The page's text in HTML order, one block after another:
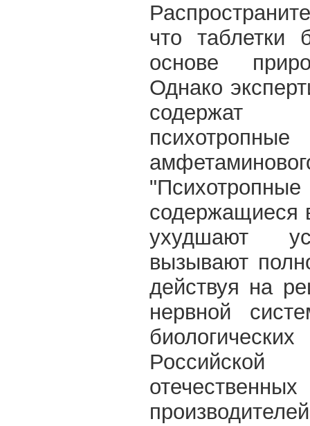
что таблетки
основе
Однако
содержат
содержащиеся
ухудшают
вызывают
действуя на
нервной